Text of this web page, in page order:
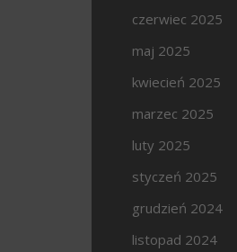
czerwiec 2025
maj 2025
kwiecień 2025
marzec 2025
luty 2025
styczeń 2025
grudzień 2024
listopad 2024